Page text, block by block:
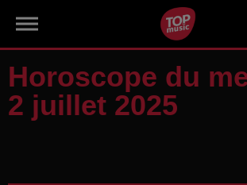
Horoscope du
2 juillet 2025